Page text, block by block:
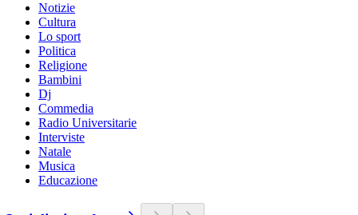
Notizie
Cultura
Lo sport
Politica
Religione
Bambini
Dj
Commedia
Radio Universitarie
Interviste
Natale
Musica
Educazione